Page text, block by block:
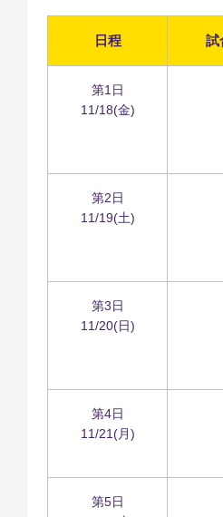
日程 試
第1日
11/18(金)
第2日
11/19(土)
第3日
11/20(日)
第4日
11/21(月)
第5日